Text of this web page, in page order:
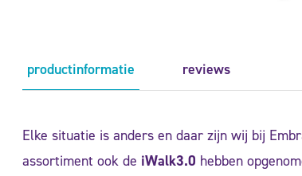
productinformatie reviews
Elke situatie is anders en daar zijn wij bij
assortiment ook de iWalk3.0 hebben